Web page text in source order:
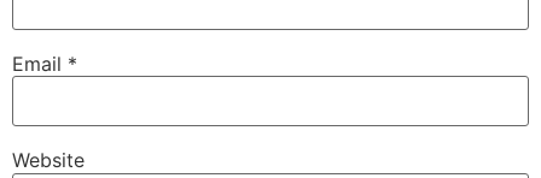
Email *
Website